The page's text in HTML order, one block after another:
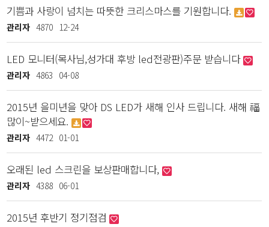
기쁨과 사랑이 넘치는 따뜻한 크리스마스를 기원합니다.
관리자 4870 12-24
LED 모니터(목사님,성가대 후방 led전광판)주문 받습니다
관리자 4863 04-08
2015년 을미년을 맞아 DS LED가 새해 인사 드립니다. 새해 福
많이~받으세요.
관리자 4472 01-01
오래된 led 스크린을 보상판매합니다,
관리자 4388 06-01
2015년 후반기 정기점검